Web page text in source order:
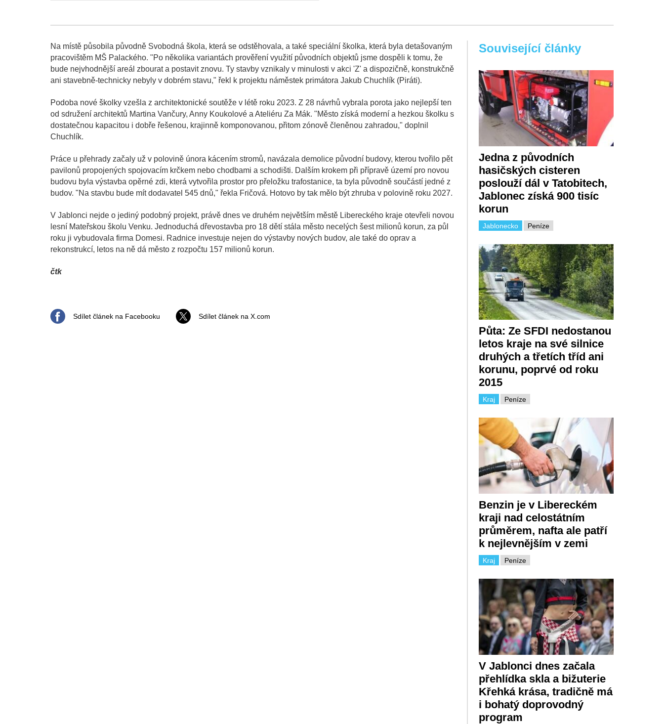
Na místě působila původně Svobodná škola, která se odstěhovala, a také speciální školka, která byla detašovaným
pracovištěm MŠ Palackého. "Po několika variantách prověření využití původních objektů jsme dospěli k tomu, že
bude nejvhodnější areál zbourat a postavit znovu. Ty stavby vznikaly v minulosti v akci 'Z' a dispozičně, konstrukčně
ani stavebně-technicky nebyly v dobrém stavu," řekl k projektu náměstek primátora Jakub Chuchlík (Piráti).
Podoba nové školky vzešla z architektonické soutěže v létě roku 2023. Z 28 návrhů vybrala porota jako nejlepší ten
od sdružení architektů Martina Vančury, Anny Koukolové a Ateliéru Za Mák. "Město získá moderní a hezkou školku s
dostatečnou kapacitou i dobře řešenou, krajinně komponovanou, přitom zónově členěnou zahradou," doplnil
Chuchlík.
Práce u přehrady začaly už v polovině února kácením stromů, navázala demolice původní budovy, kterou tvořilo pět
pavilonů propojených spojovacím krčkem nebo chodbami a schodišti. Dalším krokem při přípravě území pro novou
budovu byla výstavba opěrné zdi, která vytvořila prostor pro přeložku trafostanice, ta byla původně součástí jedné z
budov. "Na stavbu bude mít dodavatel 545 dnů," řekla Fričová. Hotovo by tak mělo být zhruba v polovině roku 2027.
V Jablonci nejde o jediný podobný projekt, právě dnes ve druhém největším městě Libereckého kraje otevřeli novou
lesní Mateřskou školu Venku. Jednoduchá dřevostavba pro 18 dětí stála město necelých šest milionů korun, za půl
roku ji vybudovala firma Domesi. Radnice investuje nejen do výstavby nových budov, ale také do oprav a
rekonstrukcí, letos na ně dá město z rozpočtu 157 milionů korun.
čtk
Sdílet článek na Facebooku Sdílet článek na X.com
Související články
Jedna z původních
hasičských cisteren
poslouží dál v Tatobitech,
Jablonec získá 900 tisíc
korun
Jablonecko Peníze
Půta: Ze SFDI nedostanou
letos kraje na své silnice
druhých a třetích tříd ani
korunu, poprvé od roku
2015
Kraj Peníze
Benzin je v Libereckém
kraji nad celostátním
průměrem, nafta ale patří
k nejlevnějším v zemi
Kraj Peníze
V Jablonci dnes začala
přehlídka skla a bižuterie
Křehká krása, tradičně má
i bohatý doprovodný
program